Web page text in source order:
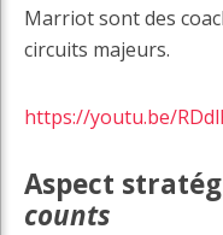
Marriot sont des
circuits majeurs.
https://youtu.be/
Aspect
counts